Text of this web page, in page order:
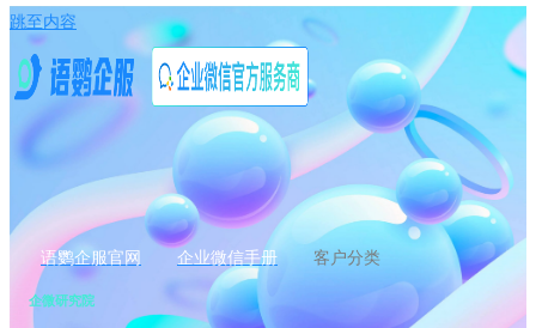
跳至内容
语鹦企服官网 企业微信手册 客户分类
企微研究院